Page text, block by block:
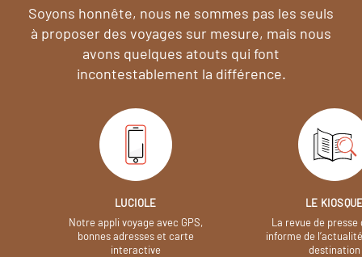
Soyons honnête, nous ne sommes pas les seuls
à proposer des voyages sur mesure, mais nous
avons quelques atouts qui font
incontestablement la différence.
LUCIOLE
Notre appli voyage avec GPS,
bonnes adresses et carte
interactive
LE
La revue de presse
informe de
destination